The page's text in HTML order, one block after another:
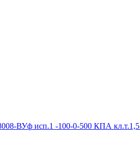
ВУф исп.1 -100-0-500 КПА